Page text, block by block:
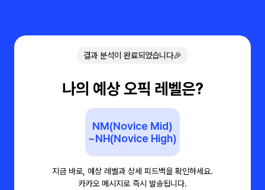
결과 분석이 완료되었습니다🎉
나의 예상 오픽 레벨은?
NM(Novice Mid)
~NH(Novice High)
지금 바로, 예상 레벨과 상세 피드백을 확인하세요.
카카오 메시지로 즉시 발송됩니다.